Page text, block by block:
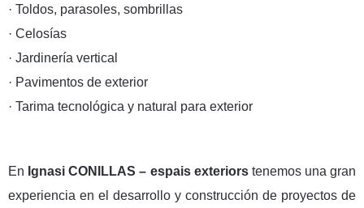
· Toldos, parasoles, sombrillas
· Celosías
· Jardinería vertical
· Pavimentos de exterior
· Tarima tecnológica y natural para exterior
En Ignasi CONILLAS – espais exteriors tenemos una gran
experiencia en el desarrollo y construcción de proyectos de